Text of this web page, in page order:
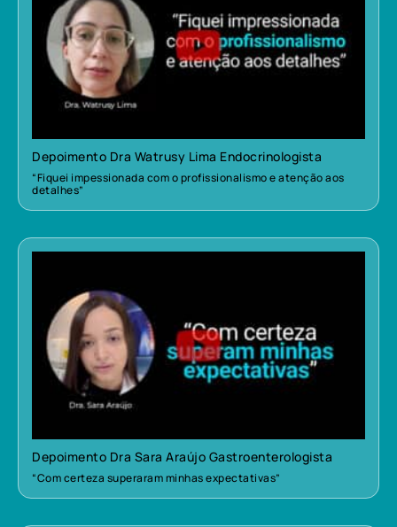
Depoimento Dra Watrusy Lima Endocrinologista
“Fiquei impessionada com o profissionalismo e atenção aos
detalhes”
Depoimento Dra Sara Araújo Gastroenterologista
“Com certeza superaram minhas expectativas”